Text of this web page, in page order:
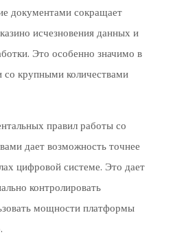
документами сокращает
исчезновения данных и
Это особенно значимо в
крупными количествами
правил работы со
дает возможность точнее
цифровой системе. Это дает
контролировать
мощности платформы